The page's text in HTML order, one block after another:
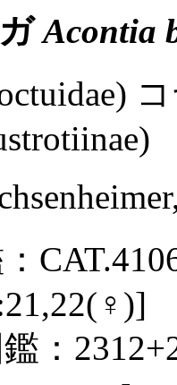
Acontia
：